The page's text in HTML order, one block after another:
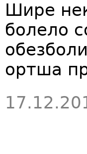
Шире
болело
ортша